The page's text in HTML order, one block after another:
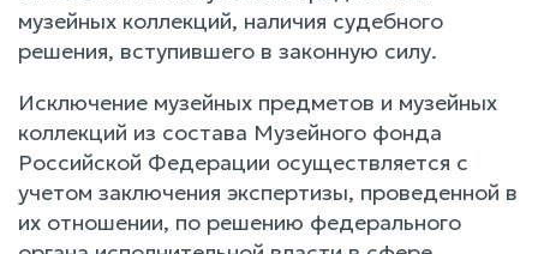
музейных коллекций, наличия судебного
решения, вступившего в законную силу.
Исключение музейных предметов и музейных
коллекций из состава Музейного фонда
Российской Федерации осуществляется с
учетом заключения экспертизы, проведенной в
их отношении, по решению федерального